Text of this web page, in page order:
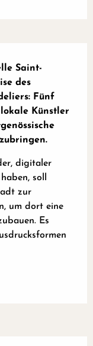
Saint-
des
Fünf
Künstler
digitaler
soll
zur
um dort eine
Es